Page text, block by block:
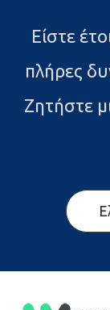
Είστε
πλήρες
Ζητήστε